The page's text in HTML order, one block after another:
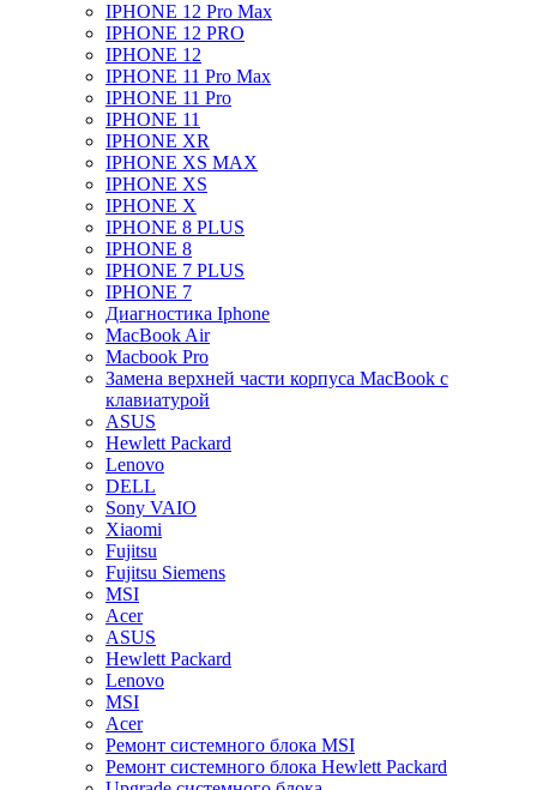
IPHONE 12 Pro Max
IPHONE 12 PRO
IPHONE 12
IPHONE 11 Pro Max
IPHONE 11 Pro
IPHONE 11
IPHONE XR
IPHONE XS MAX
IPHONE XS
IPHONE X
IPHONE 8 PLUS
IPHONE 8
IPHONE 7 PLUS
IPHONE 7
Диагностика Iphone
MacBook Air
Macbook Pro
Замена верхней части корпуса MacBook с
клавиатурой
ASUS
Hewlett Packard
Lenovo
DELL
Sony VAIO
Xiaomi
Fujitsu
Fujitsu Siemens
MSI
Acer
ASUS
Hewlett Packard
Lenovo
MSI
Acer
Ремонт системного блока MSI
Ремонт системного блока Hewlett Packard